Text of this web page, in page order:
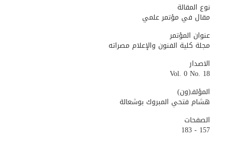
نوع المقالة
مقال في مؤتمر علمي
عنوان المؤتمر
مجلة كلية الفنون والإعلام مصراته
الاصدار
Vol. 0 No. 18
المؤلفـ(ون)
هشام فتحي المبروك بوشعالة
الصفحات
157 - 183